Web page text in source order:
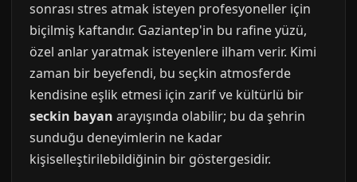
sonrası stres atmak isteyen profesyoneller için
biçilmiş kaftandır. Gaziantep'in bu rafine yüzü,
özel anlar yaratmak isteyenlere ilham verir. Kimi
zaman bir beyefendi, bu seçkin atmosferde
kendisine eşlik etmesi için zarif ve kültürlü bir
seckin bayan arayışında olabilir; bu da şehrin
sunduğu deneyimlerin ne kadar
kişiselleştirilebildiğinin bir göstergesidir.